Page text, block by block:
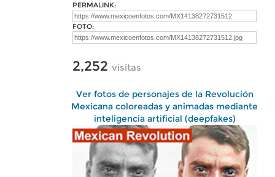
PERMALINK:
FOTO:
2,252 visitas
Ver fotos de personajes de la Revolución
Mexicana coloreadas y animadas mediante
inteligencia artificial (deepfakes)